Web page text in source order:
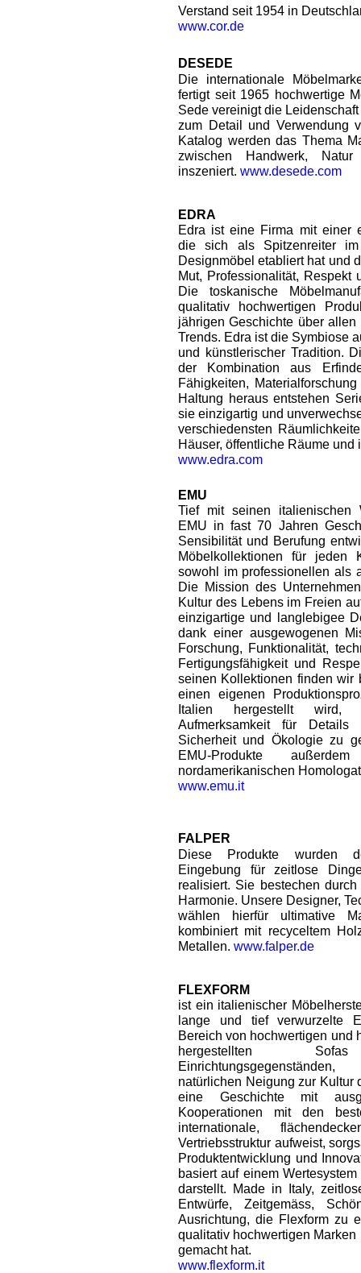
Verstand seit 1954 in
www.cor.de
DESEDE
Die internationale
fertigt seit 1965 hochwertige
Sede vereinigt die
zum Detail und Verwendung
Katalog werden das Thema
zwischen Handwerk,
inszeniert. www.desede.com
EDRA
Edra ist eine Firma mit einer
die sich als Spitzenreiter
Designmöbel etabliert hat und
Mut, Professionalität, Respekt
Die toskanische
qualitativ hochwertigen
jährigen Geschichte über
Trends. Edra ist die Symbiose
und künstlerischer Tradition.
der Kombination aus
Fähigkeiten,
Haltung heraus entstehen
sie einzigartig und
verschiedensten
Häuser, öffentliche Räume und
www.edra.com
EMU
Tief mit seinen italienischen
EMU in fast 70 Jahren
Sensibilität und Berufung
Möbelkollektionen für jeden
sowohl im professionellen als
Die Mission des
Kultur des Lebens im Freien
einzigartige und langlebigee
dank einer ausgewogenen
Forschung, Funktionalität,
Fertigungsfähigkeit und
seinen Kollektionen finden wir
einen eigenen
Italien hergestellt wird,
Aufmerksamkeit für
Sicherheit und Ökologie zu
EMU-Produkte
nordamerikanischen
www.emu.it
FALPER
Diese Produkte wurden
Eingebung für zeitlose
realisiert. Sie bestechen
Harmonie. Unsere Designer,
wählen hierfür ultimative
kombiniert mit recyceltem
Metallen. www.falper.de
FLEXFORM
ist ein italienischer
lange und tief verwurzelte
Bereich von hochwertigen und
hergestellten
natürlichen Neigung zur Kultur
eine Geschichte mit
Kooperationen mit den
internationale,
Vertriebsstruktur aufweist,
Produktentwicklung und
basiert auf einem
darstellt. Made in Italy,
Entwürfe, Zeitgemäss,
Ausrichtung, die Flexform zu
qualitativ hochwertigen
gemacht hat.
www.flexform.it